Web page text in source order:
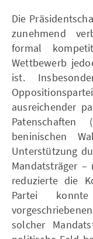
Die
zunehmend
formal
Wettbewerb
ist.
ausreichender
Patenschaften (
beninischen
Unterstützung
Mandatsträger
reduzierte die
Partei
solcher